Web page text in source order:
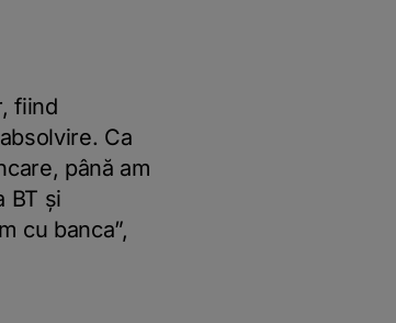
fiind
Ca
până am
BT și
cu banca”,